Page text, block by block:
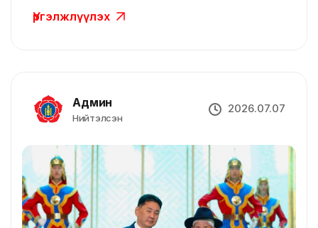
Үргэлжлүүлэх
Админ
Нийтэлсэн
2026.07.07